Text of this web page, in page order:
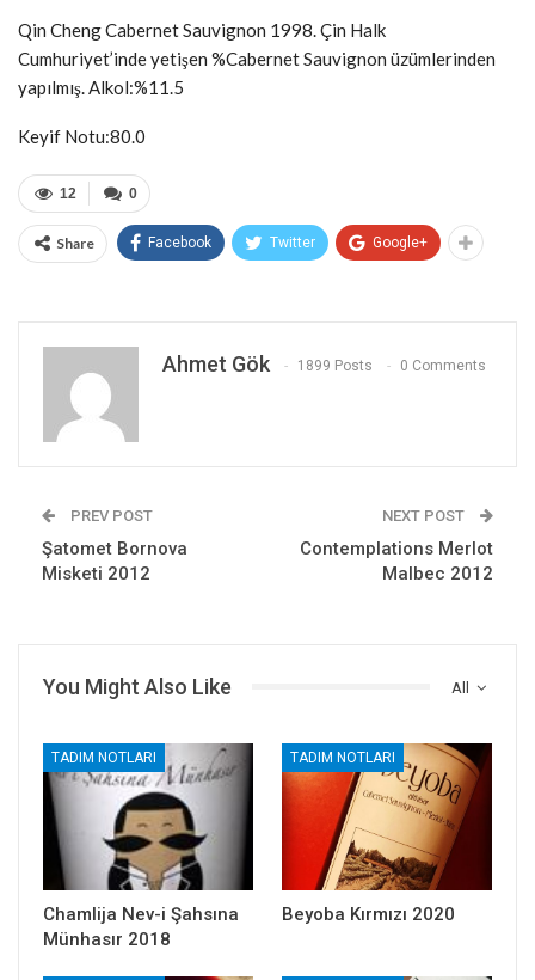
Qin Cheng Cabernet Sauvignon 1998. Çin Halk
Cumhuriyet’inde yetişen %Cabernet Sauvignon üzümlerinden
yapılmış. Alkol:%11.5
Keyif Notu:80.0
0
12
Share Facebook Twitter Google+
Ahmet Gök 1899 Posts 0 Comments
PREV POST
Şatomet Bornova
Misketi 2012
NEXT POST
Contemplations Merlot
Malbec 2012
All
You Might Also Like
TADIM NOTLARI
Chamlija Nev-i Şahsına
Münhasır 2018
TADIM NOTLARI
Beyoba Kırmızı 2020